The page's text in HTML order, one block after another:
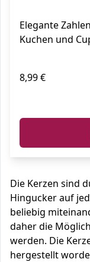
Party
Elegante
Kuchen und
8,99 €
Die Kerzen sind
Hingucker auf
beliebig
daher die
werden. Die
hergestellt